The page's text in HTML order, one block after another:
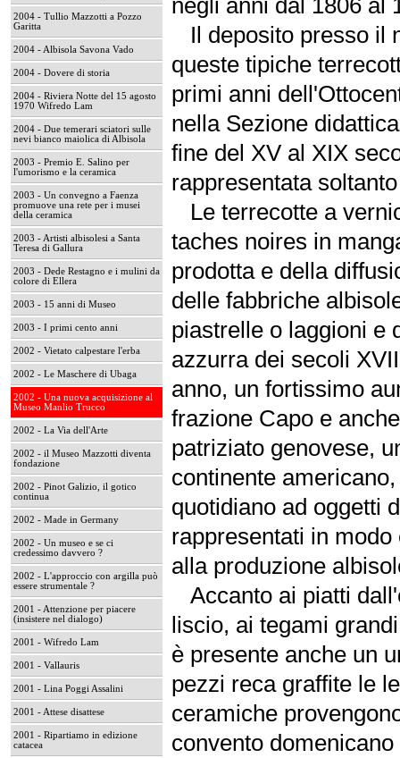
2004 - Tullio Mazzotti a Pozzo
Garitta
2004 - Albisola Savona Vado
2004 - Dovere di storia
2004 - Riviera Notte del 15 agosto
1970 Wifredo Lam
2004 - Due temerari sciatori sulle
nevi bianco maiolica di Albisola
2003 - Premio E. Salino per
l'umorismo e la ceramica
2003 - Un convegno a Faenza
promuove una rete per i musei
della ceramica
2003 - Artisti albisolesi a Santa
Teresa di Gallura
2003 - Dede Restagno e i mulini da
colore di Ellera
2003 - 15 anni di Museo
2003 - I primi cento anni
2002 - Vietato calpestare l'erba
2002 - Le Maschere di Ubaga
2002 - Una nuova acquisizione al
Museo Manlio Trucco
2002 - La Via dell'Arte
2002 - il Museo Mazzotti diventa
fondazione
2002 - Pinot Galizio, il gotico
continua
2002 - Made in Germany
2002 - Un museo e se ci
credessimo davvero ?
2002 - L'approccio con argilla può
essere strumentale ?
2001 - Attenzione per piacere
(insistere nel dialogo)
2001 - Wifredo Lam
2001 - Vallauris
2001 - Lina Poggi Assalini
2001 - Attese disattese
2001 - Ripartiamo in edizione
catacea
negli anni dal 1806 al
Il deposito presso il
queste tipiche
primi anni
nella Sezione
fine del XV al XIX
rappresentata
Le terrecotte a
taches noires in
prodotta e della
delle fabbriche
piastrelle o laggioni e
azzurra dei secoli
anno, un fortissimo
frazione Capo e
patriziato genovese,
continente
quotidiano ad oggetti
rappresentati in
alla produzione
Accanto ai piatti
liscio, ai tegami
è presente anche un
pezzi reca graffite le
ceramiche
convento